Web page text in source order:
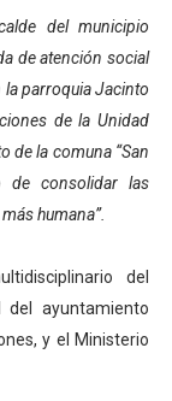
a más de 993
Llano con la
jornada de
psicosocial
del municipio
de atención social
la parroquia Jacinto
de la Unidad
de la comuna “San
de consolidar las
humana”.
del
del ayuntamiento
y el Ministerio